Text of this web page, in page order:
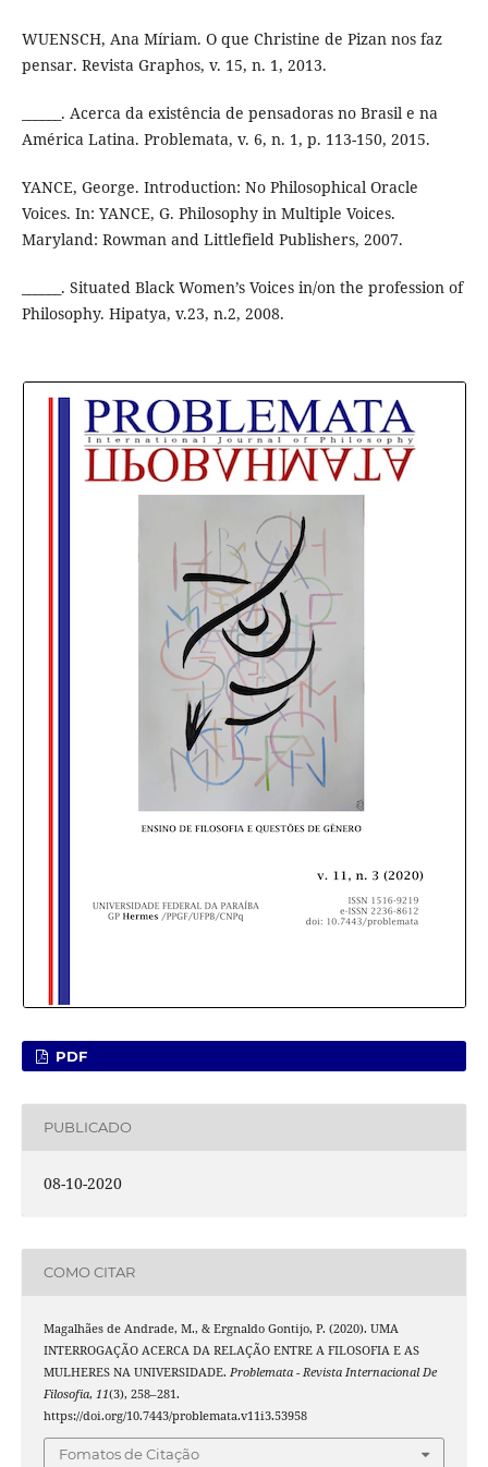
WUENSCH, Ana Míriam. O que Christine de Pizan nos faz
pensar. Revista Graphos, v. 15, n. 1, 2013.
______. Acerca da existência de pensadoras no Brasil e na
América Latina. Problemata, v. 6, n. 1, p. 113-150, 2015.
YANCE, George. Introduction: No Philosophical Oracle
Voices. In: YANCE, G. Philosophy in Multiple Voices.
Maryland: Rowman and Littlefield Publishers, 2007.
______. Situated Black Women’s Voices in/on the profession of
Philosophy. Hipatya, v.23, n.2, 2008.
PDF
PUBLICADO
08-10-2020
COMO CITAR
Magalhães de Andrade, M., & Ergnaldo Gontijo, P. (2020). UMA
INTERROGAÇÃO ACERCA DA RELAÇÃO ENTRE A FILOSOFIA E AS
MULHERES NA UNIVERSIDADE. Problemata - Revista Internacional De
Filosofia, 11(3), 258–281.
https://doi.org/10.7443/problemata.v11i3.53958
Fomatos de Citação